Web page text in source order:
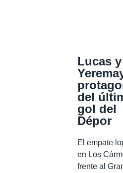
Lucas y
del
gol del
Dépor
El empate
en Los
frente al